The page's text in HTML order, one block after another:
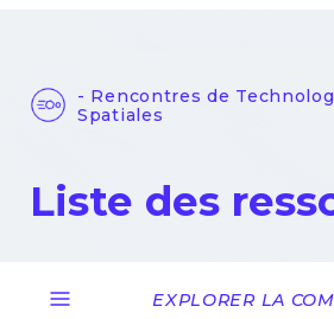
- Rencontres de
Spatiales
Liste des
EXPLORER LA